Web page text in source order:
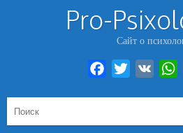
Pro-
Сайт о
Facebook
Twitter VK